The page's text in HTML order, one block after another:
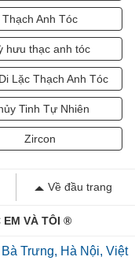
Thạch Anh Tóc
hưu thạc anh tóc
Lặc Thạch Anh Tóc
Tinh Tự Nhiên
Zircon
Về đầu trang
EM VÀ TÔI ®
Trưng, Hà Nội, Việt